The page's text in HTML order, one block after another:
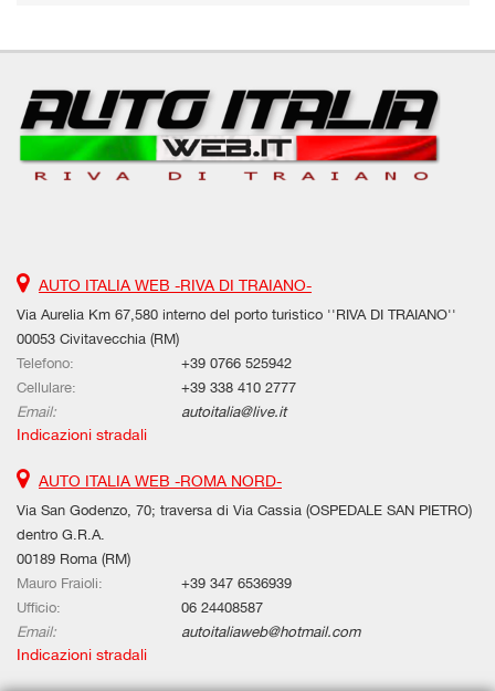
AUTO ITALIA WEB -RIVA DI TRAIANO-
Via Aurelia Km 67,580 interno del porto turistico ''RIVA DI TRAIANO''
00053 Civitavecchia (RM)
Telefono:
+39 0766 525942
Cellulare:
+39 338 410 2777
Email:
autoitalia@live.it
Indicazioni stradali
AUTO ITALIA WEB -ROMA NORD-
Via San Godenzo, 70; traversa di Via Cassia (OSPEDALE SAN PIETRO)
dentro G.R.A.
00189 Roma (RM)
Mauro Fraioli:
+39 347 6536939
Ufficio:
06 24408587
Email:
autoitaliaweb@hotmail.com
Indicazioni stradali